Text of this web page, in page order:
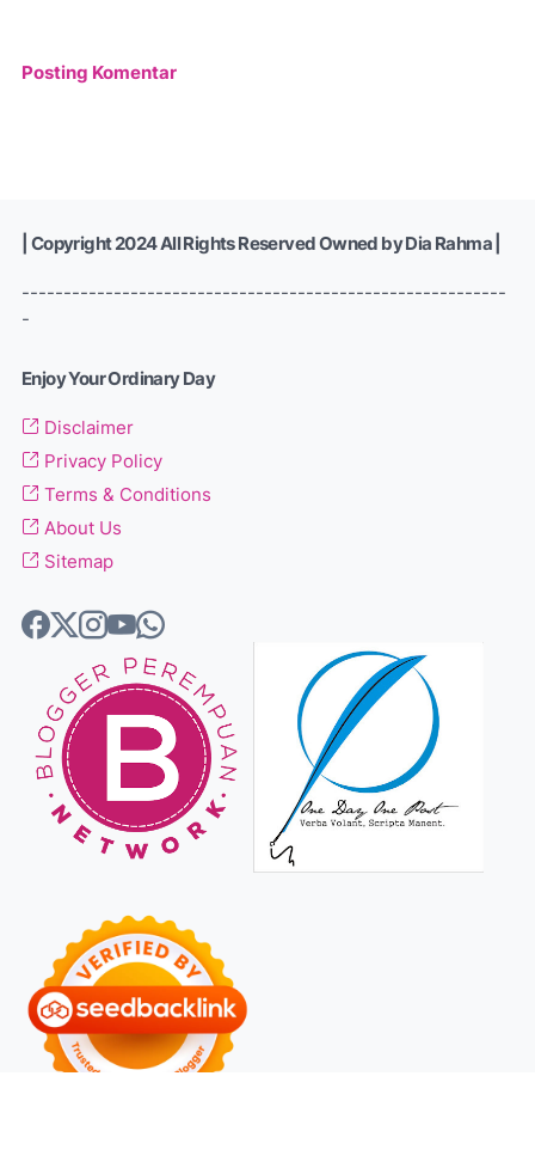
Posting Komentar
| Copyright 2024 All Rights Reserved Owned by Dia Rahma |
----------------------------------------------------------
-
Enjoy Your Ordinary Day
Disclaimer
Privacy Policy
Terms & Conditions
About Us
Sitemap